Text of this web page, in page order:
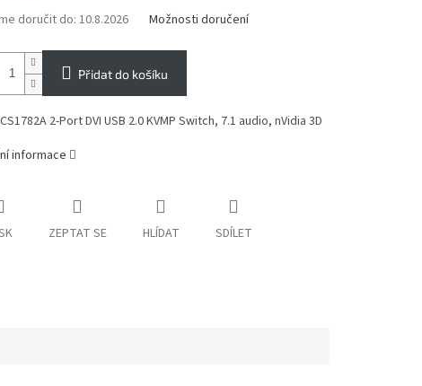
doručit do:10.8.2026 Možnosti doručení
Přidat do košíku
2-Port DVI USB 2.0 KVMP Switch, 7.1 audio, nVidia 3D
informace
ZEPTAT SE HLÍDAT SDÍLET